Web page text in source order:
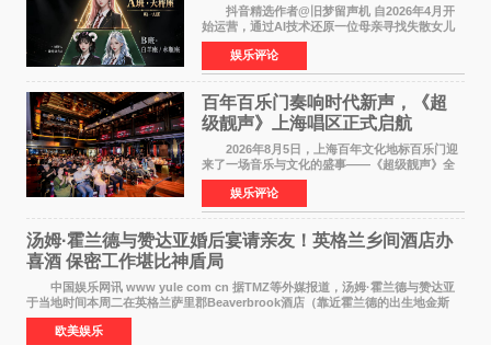
抖音精选作者@旧梦留声机 自2026年4月开
始运营，通过AI技术还原一位母亲寻找失散女儿
的故事，凭借强情感表达获得大量用户关注，发
布仅21小时便获得超1亿曝光、超1000万互动。
此后，账号持续沿
娱乐评论
百年百乐门奏响时代新声，《超
级靓声》上海唱区正式启航
2026年8月5日，上海百年文化地标百乐门迎
来了一场音乐与文化的盛事——《超级靓声》全
国励志音乐公益节目上海唱区新闻发布会暨启动
仪式在此隆重举行。各界领导、嘉宾与媒体朋友
齐聚一堂，共同
娱乐评论
汤姆·霍兰德与赞达亚婚后宴请亲友！英格兰乡间酒店办
喜酒 保密工作堪比神盾局
中国娱乐网讯 www yule com cn 据TMZ等外媒报道，汤姆·霍兰德与赞达亚
于当地时间本周二在英格兰萨里郡Beaverbrook酒店（靠近霍兰德的出生地金斯
顿）举办婚宴，邀请家人与朋友们喝喜酒，庆祝
欧美娱乐